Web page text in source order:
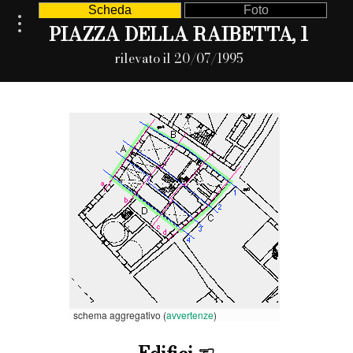
Scheda Foto
PIAZZA DELLA RAIBETTA, 1
rilevato il 20/07/1995
schema aggregativo (avvertenze)